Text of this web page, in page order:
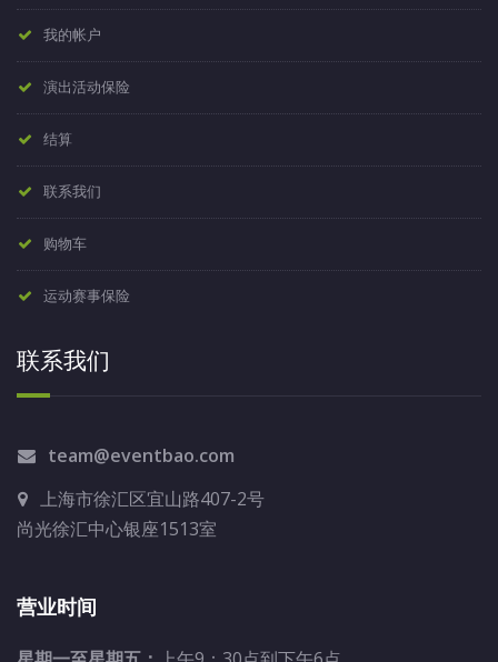
我的帐户
演出活动保险
结算
联系我们
购物车
运动赛事保险
联系我们
team@eventbao.com
上海市徐汇区宜山路407-2号
尚光徐汇中心银座1513室
营业时间